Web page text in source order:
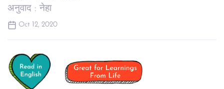
अनुवाद : नेहा
Oct 12, 2020